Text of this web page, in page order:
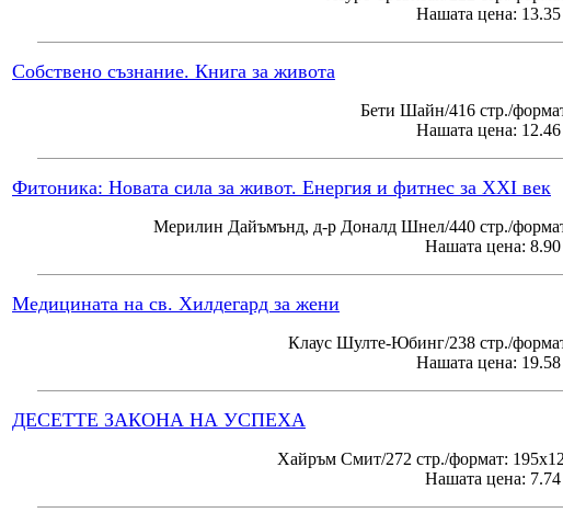
Нашата цена: 13.35
Собствено съзнание. Книга за живота
Бети Шайн/416 стр./
Нашата цена: 12.46
Фитоника: Новата сила за живот. Енергия и фитнес за XXI век
Мерилин Дайъмънд, д-р Доналд Шнел/440 стр./
Нашата цена: 8.90
Медицината на св. Хилдегард за жени
Клаус Шулте-Юбинг/238 стр./
Нашата цена: 19.58
ДЕСЕТТЕ ЗАКОНА НА УСПЕХА
Хайръм Смит/272 стр./формат:
Нашата цена: 7.74